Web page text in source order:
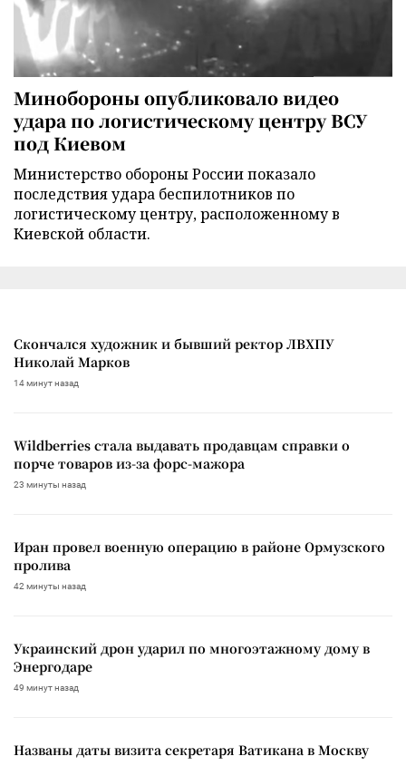
Минобороны опубликовало видео
удара по логистическому центру ВСУ
под Киевом
Министерство обороны России показало
последствия удара беспилотников по
логистическому центру, расположенному в
Киевской области.
Скончался художник и бывший ректор ЛВХПУ
Николай Марков
14 минут назад
Wildberries стала выдавать продавцам справки о
порче товаров из-за форс-мажора
23 минуты назад
Иран провел военную операцию в районе Ормузского
пролива
42 минуты назад
Украинский дрон ударил по многоэтажному дому в
Энергодаре
49 минут назад
Названы даты визита секретаря Ватикана в Москву